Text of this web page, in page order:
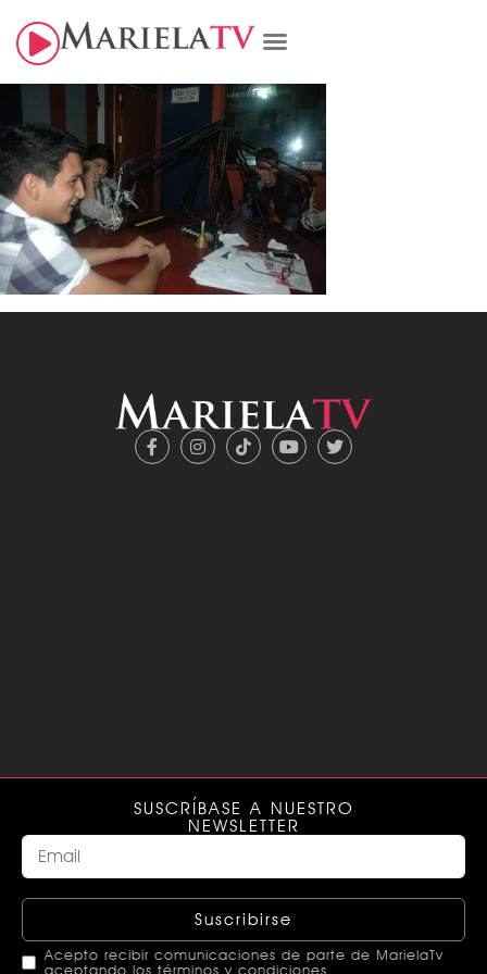
SUSCRÍBASE A NUESTRO
NEWSLETTER
Suscribirse
Acepto recibir comunicaciones de parte de MarielaTv
aceptando los términos y condiciones